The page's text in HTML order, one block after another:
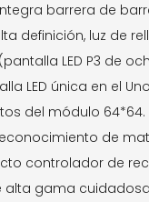
barrera de
definición, luz de
LED P3 de
LED única en el
del módulo
de
controlador de
alta gama